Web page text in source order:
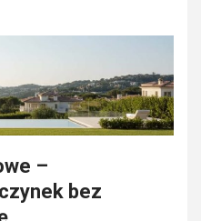
–
bez